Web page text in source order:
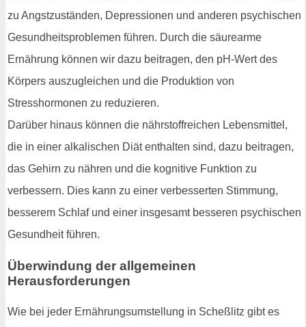
zu Angstzuständen, Depressionen und anderen psychischen
Gesundheitsproblemen führen. Durch die säurearme
Ernährung können wir dazu beitragen, den pH-Wert des
Körpers auszugleichen und die Produktion von
Stresshormonen zu reduzieren.
Darüber hinaus können die nährstoffreichen Lebensmittel,
die in einer alkalischen Diät enthalten sind, dazu beitragen,
das Gehirn zu nähren und die kognitive Funktion zu
verbessern. Dies kann zu einer verbesserten Stimmung,
besserem Schlaf und einer insgesamt besseren psychischen
Gesundheit führen.
Überwindung der allgemeinen
Herausforderungen
Wie bei jeder Ernährungsumstellung in Scheßlitz gibt es